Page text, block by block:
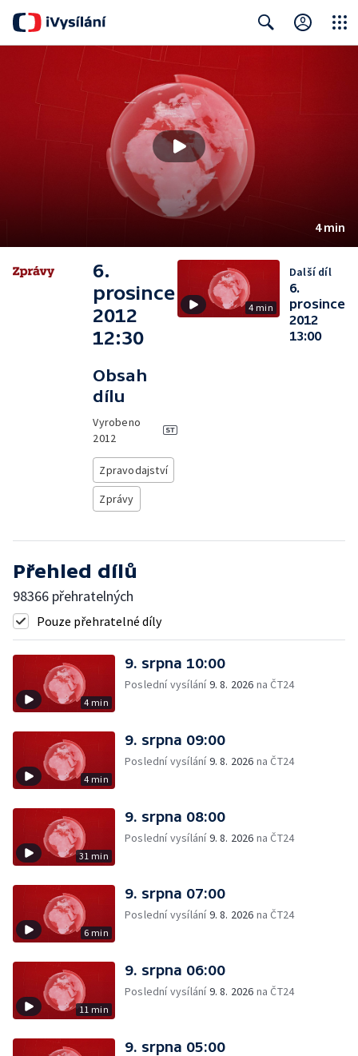
4 min
6.
prosince
2012
12:30
Obsah
dílu
Vyrobeno
2012
Zpravodajství
Zprávy
4 min
Další díl
6.
prosince
2012
13:00
Přehled dílů
98366 přehratelných
Pouze přehratelné díly
4 min
9. srpna 10:00
Poslední vysílání9. 8. 2026 na ČT24
4 min
9. srpna 09:00
Poslední vysílání9. 8. 2026 na ČT24
31 min
9. srpna 08:00
Poslední vysílání9. 8. 2026 na ČT24
6 min
9. srpna 07:00
Poslední vysílání9. 8. 2026 na ČT24
11 min
9. srpna 06:00
Poslední vysílání9. 8. 2026 na ČT24
9. srpna 05:00